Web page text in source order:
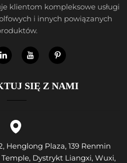
klientom kompleksowe usługi
i innych powiązanych
SIĘ Z NAMI
Henglong Plaza, 139 Renmin
Dystrykt Liangxi, Wuxi,